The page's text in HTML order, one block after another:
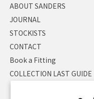
ABOUT SANDERS
JOURNAL
STOCKISTS
CONTACT
Book a Fitting
COLLECTION LAST GUIDE